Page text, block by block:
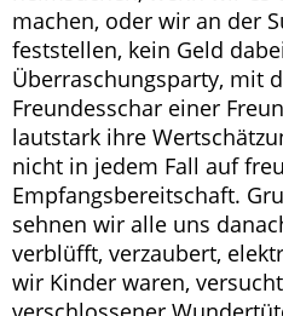
machen, oder wir an der
feststellen, kein Geld
Überraschungsparty, mit
Freundesschar einer
lautstark ihre
nicht in jedem Fall auf
Empfangsbereitschaft.
sehnen wir alle uns
verblüfft, verzaubert,
wir Kinder waren,